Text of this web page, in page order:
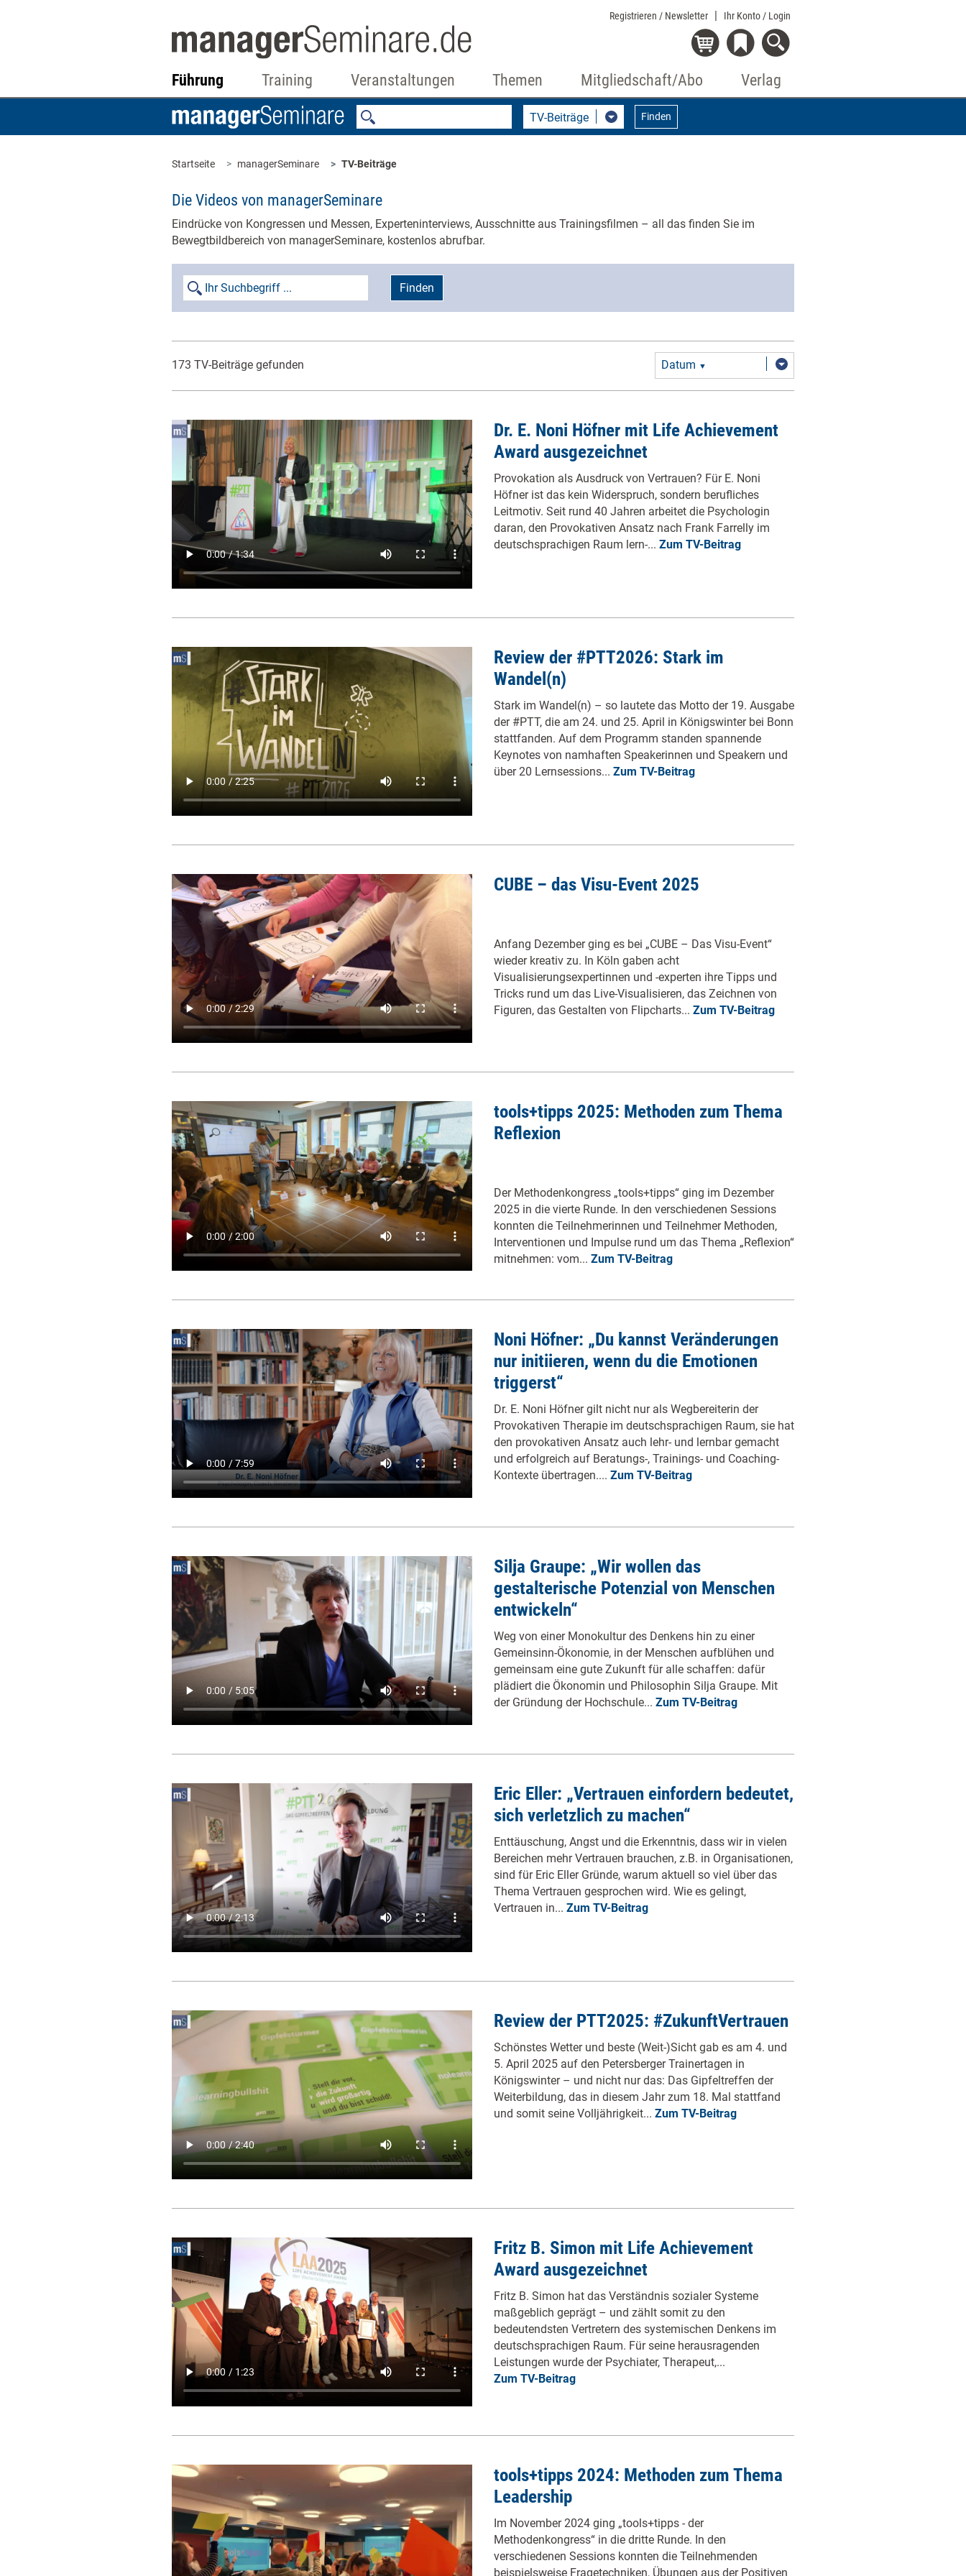
Registrieren / Newsletter Ihr Konto / Login
Führung Training Veranstaltungen Themen Mitgliedschaft/Abo Verlag
TV-Beiträge Finden
Startseite managerSeminare TV-Beiträge
Die Videos von managerSeminare
Eindrücke von Kongressen und Messen, Experteninterviews, Ausschnitte aus Trainingsfilmen – all das finden Sie im
Bewegtbildbereich von managerSeminare, kostenlos abrufbar.
Finden
173 TV-Beiträge gefunden Datum ▼
Dr. E. Noni Höfner mit Life Achievement
Award ausgezeichnet
Provokation als Ausdruck von Vertrauen? Für E. Noni
Höfner ist das kein Widerspruch, sondern berufliches
Leitmotiv. Seit rund 40 Jahren arbeitet die Psychologin
daran, den Provokativen Ansatz nach Frank Farrelly im
deutschsprachigen Raum lern-... Zum TV-Beitrag
Review der #PTT2026: Stark im
Wandel(n)
Stark im Wandel(n) – so lautete das Motto der 19. Ausgabe
der #PTT, die am 24. und 25. April in Königswinter bei Bonn
stattfanden. Auf dem Programm standen spannende
Keynotes von namhaften Speakerinnen und Speakern und
über 20 Lernsessions... Zum TV-Beitrag
CUBE – das Visu-Event 2025
Anfang Dezember ging es bei „CUBE – Das Visu-Event“
wieder kreativ zu. In Köln gaben acht
Visualisierungsexpertinnen und -experten ihre Tipps und
Tricks rund um das Live-Visualisieren, das Zeichnen von
Figuren, das Gestalten von Flipcharts... Zum TV-Beitrag
tools+tipps 2025: Methoden zum Thema
Reflexion
Der Methodenkongress „tools+tipps“ ging im Dezember
2025 in die vierte Runde. In den verschiedenen Sessions
konnten die Teilnehmerinnen und Teilnehmer Methoden,
Interventionen und Impulse rund um das Thema „Reflexion“
mitnehmen: vom... Zum TV-Beitrag
Noni Höfner: „Du kannst Veränderungen
nur initiieren, wenn du die Emotionen
triggerst“
Dr. E. Noni Höfner gilt nicht nur als Wegbereiterin der
Provokativen Therapie im deutschsprachigen Raum, sie hat
den provokativen Ansatz auch lehr- und lernbar gemacht
und erfolgreich auf Beratungs-, Trainings- und Coaching-
Kontexte übertragen.... Zum TV-Beitrag
Silja Graupe: „Wir wollen das
gestalterische Potenzial von Menschen
entwickeln“
Weg von einer Monokultur des Denkens hin zu einer
Gemeinsinn-Ökonomie, in der Menschen aufblühen und
gemeinsam eine gute Zukunft für alle schaffen: dafür
plädiert die Ökonomin und Philosophin Silja Graupe. Mit
der Gründung der Hochschule... Zum TV-Beitrag
Eric Eller: „Vertrauen einfordern bedeutet,
sich verletzlich zu machen“
Enttäuschung, Angst und die Erkenntnis, dass wir in vielen
Bereichen mehr Vertrauen brauchen, z.B. in Organisationen,
sind für Eric Eller Gründe, warum aktuell so viel über das
Thema Vertrauen gesprochen wird. Wie es gelingt,
Vertrauen in... Zum TV-Beitrag
Review der PTT2025: #ZukunftVertrauen
Schönstes Wetter und beste (Weit-)Sicht gab es am 4. und
5. April 2025 auf den Petersberger Trainertagen in
Königswinter – und nicht nur das: Das Gipfeltreffen der
Weiterbildung, das in diesem Jahr zum 18. Mal stattfand
und somit seine Volljährigkeit... Zum TV-Beitrag
Fritz B. Simon mit Life Achievement
Award ausgezeichnet
Fritz B. Simon hat das Verständnis sozialer Systeme
maßgeblich geprägt – und zählt somit zu den
bedeutendsten Vertretern des systemischen Denkens im
deutschsprachigen Raum. Für seine herausragenden
Leistungen wurde der Psychiater, Therapeut,...
Zum TV-Beitrag
tools+tipps 2024: Methoden zum Thema
Leadership
Im November 2024 ging „tools+tipps - der
Methodenkongress“ in die dritte Runde. In den
verschiedenen Sessions konnten die Teilnehmenden
beispielsweise Fragetechniken, Übungen aus der Positiven